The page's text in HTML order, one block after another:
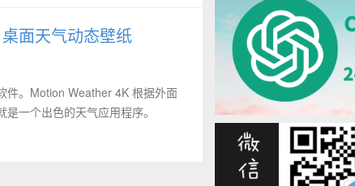
面天气动态壁纸
件。Motion Weather 4K 根据外面
一个出色的天气应用程序。